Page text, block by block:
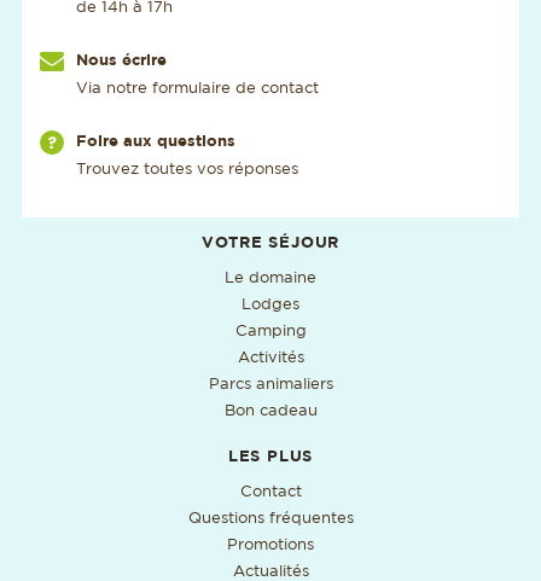
de 14h à 17h
Nous écrire
Via notre formulaire de contact
Via notre page
Foire aux questions
Trouvez toutes vos réponses
Informations utiles supplémentaires
VOTRE SÉJOUR
Le domaine
Lodges
Camping
Activités
Parcs animaliers
Bon cadeau
LES PLUS
Contact
Questions fréquentes
Promotions
Actualités